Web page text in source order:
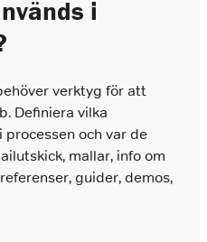
i
verktyg för att
Definiera vilka
och var de
mallar, info om
guider, demos,